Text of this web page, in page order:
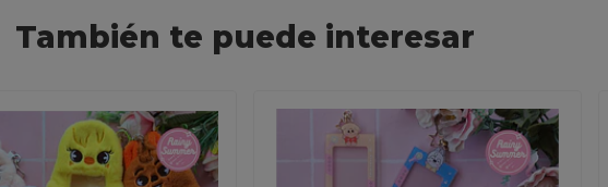
También te puede interesar